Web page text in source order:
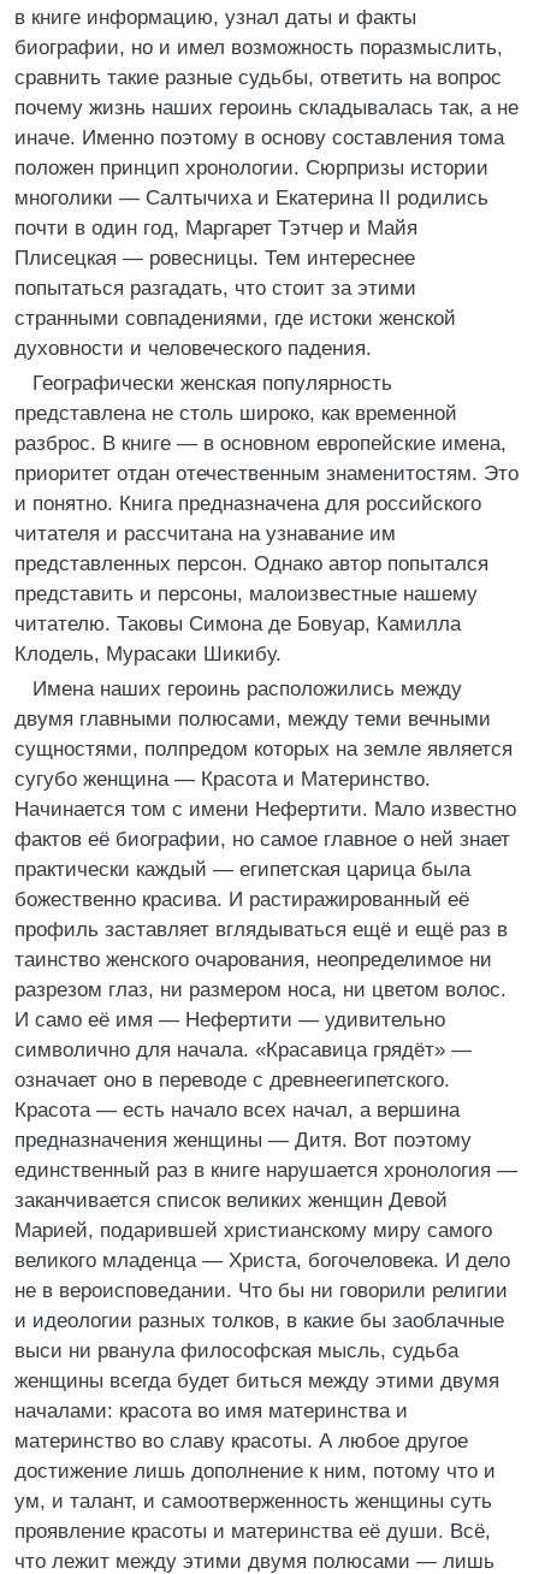
в книге информацию, узнал даты и факты
биографии, но и имел возможность поразмыслить,
сравнить такие разные судьбы, ответить на вопрос
почему жизнь наших героинь складывалась так, а не
иначе. Именно поэтому в основу составления тома
положен принцип хронологии. Сюрпризы истории
многолики — Салтычиха и Екатерина II родились
почти в один год, Маргарет Тэтчер и Майя
Плисецкая — ровесницы. Тем интереснее
попытаться разгадать, что стоит за этими
странными совпадениями, где истоки женской
духовности и человеческого падения.
Географически женская популярность
представлена не столь широко, как временной
разброс. В книге — в основном европейские имена,
приоритет отдан отечественным знаменитостям. Это
и понятно. Книга предназначена для российского
читателя и рассчитана на узнавание им
представленных персон. Однако автор попытался
представить и персоны, малоизвестные нашему
читателю. Таковы Симона де Бовуар, Камилла
Клодель, Мурасаки Шикибу.
Имена наших героинь расположились между
двумя главными полюсами, между теми вечными
сущностями, полпредом которых на земле является
сугубо женщина — Красота и Материнство.
Начинается том с имени Нефертити. Мало известно
фактов её биографии, но самое главное о ней знает
практически каждый — египетская царица была
божественно красива. И растиражированный её
профиль заставляет вглядываться ещё и ещё раз в
таинство женского очарования, неопределимое ни
разрезом глаз, ни размером носа, ни цветом волос.
И само её имя — Нефертити — удивительно
символично для начала. «Красавица грядёт» —
означает оно в переводе с древнеегипетского.
Красота — есть начало всех начал, а вершина
предназначения женщины — Дитя. Вот поэтому
единственный раз в книге нарушается хронология —
заканчивается список великих женщин Девой
Марией, подарившей христианскому миру самого
великого младенца — Христа, богочеловека. И дело
не в вероисповедании. Что бы ни говорили религии
и идеологии разных толков, в какие бы заоблачные
выси ни рванула философская мысль, судьба
женщины всегда будет биться между этими двумя
началами: красота во имя материнства и
материнство во славу красоты. А любое другое
достижение лишь дополнение к ним, потому что и
ум, и талант, и самоотверженность женщины суть
проявление красоты и материнства её души. Всё,
что лежит между этими двумя полюсами — лишь